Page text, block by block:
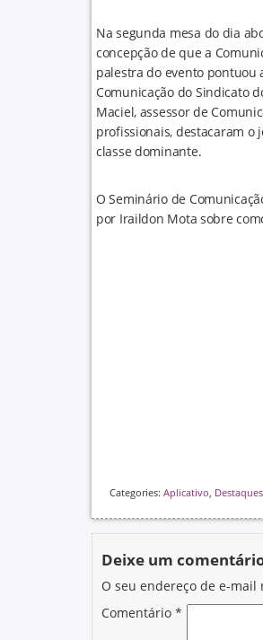
Na segunda mesa do dia
concepção de que a
palestra do evento pontuou
Comunicação do Sindicato
Maciel, assessor de
profissionais, destacaram o
classe dominante.
O Seminário de
por Iraildon Mota sobre
Categories: Aplicativo, Destaques
Deixe um
O seu endereço de e-mail
Comentário *